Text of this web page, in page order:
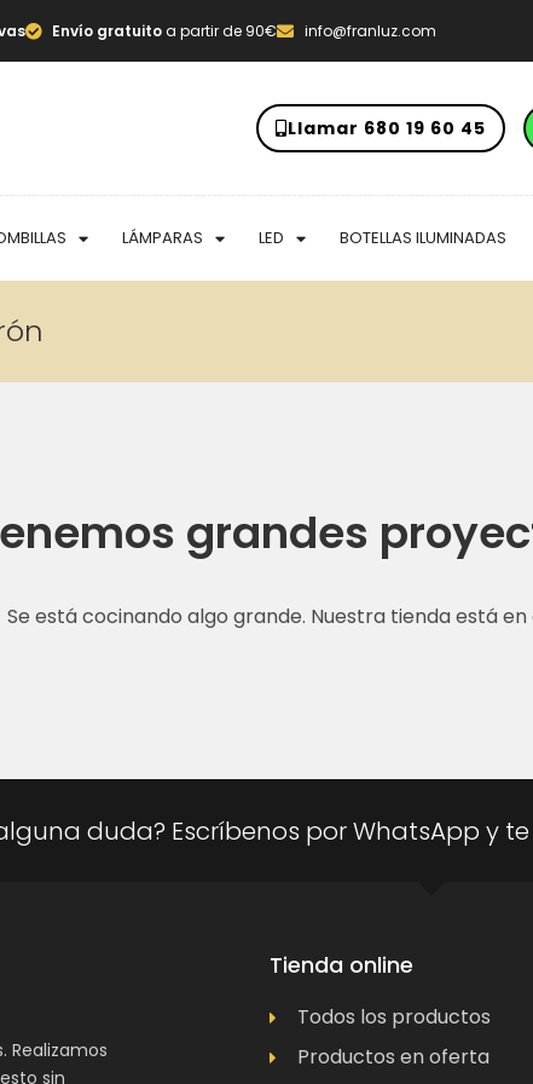
Envío gratuitoa partir de 90€ info@franluz.com
Llamar 680 19 60 45
LÁMPARAS LED BOTELLAS ILUMINADAS
grandes
Se está cocinando algo grande. Nuestra tienda está
duda? Escríbenos por WhatsApp y
Realizamos
sin
Tienda online
Todos los productos
Productos en oferta